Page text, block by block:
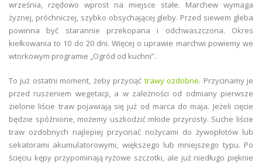
września, rzędowo wprost na miejsce stałe. Marchew wymaga
żyznej, próchniczej, szybko obsychającej gleby. Przed siewem gleba
powinna być starannie przekopana i odchwaszczona. Okres
kiełkowania to 10 do 20 dni. Więcej o uprawie marchwi powiemy we
wtorkowym programie „Ogród od kuchni”.
To już ostatni moment, żeby przyciąć trawy ozdobne. Przycinamy je
przed ruszeniem wegetacji, a w zależności od odmiany pierwsze
zielone liście traw pojawiają się już od marca do maja. Jeżeli cięcie
będzie spóźnione, możemy uszkodzić młode przyrosty. Suche liście
traw ozdobnych najlepiej przycinać nożycami do żywopłotów lub
sekatorami akumulatorowymi, większego lub mniejszego typu. Po
ścięciu kępy przypominają ryżowe szczotki, ale już niedługo pięknie